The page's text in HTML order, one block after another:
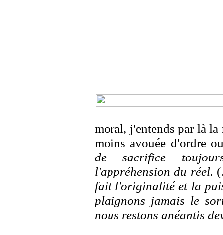
moral, j'entends par là
moins avouée d'ordre
de sacrifice
l'appréhension du réel.
fait l'originalité et la
plaignons jamais le
nous restons anéantis